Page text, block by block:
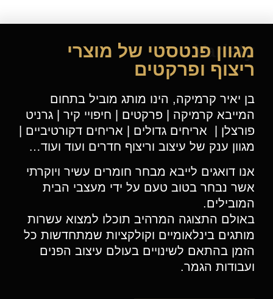
Variety
מגוון פנטסטי של מוצרי
ריצוף ופרקטים
בן יאיר קרמיקה, הינו מותג מוביל בתחום
המייבא קרמיקה | פרקטים | חיפויי קיר | גרניט
פורצלן | אריחים גדולים | אריחים דקורטיביים |
מגוון ענק של עיצוב וריצוף חדרים ועוד ועוד…
אנו דואגים לייבא מבחר חומרים עשיר ויוקרתי
אשר נבחר בטוב טעם על ידי מעצבי הבית
המובילים.
באולם התצוגה המרהיב תוכלו למצוא עשרות
מותגים בינלאומיים וקולקציות שמתחדשות כל
הזמן בהתאם לשינויים בעולם עיצוב הפנים
ועבודות הגמר.